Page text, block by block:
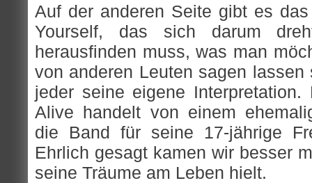
Auf der anderen Seite gibt es
Yourself, das sich darum
herausfinden muss, was man
von anderen Leuten sagen
jeder seine eigene Interpretation.
Alive handelt von einem
die Band für seine 17-jährige
Ehrlich gesagt kamen wir besser
seine Träume am Leben hielt.